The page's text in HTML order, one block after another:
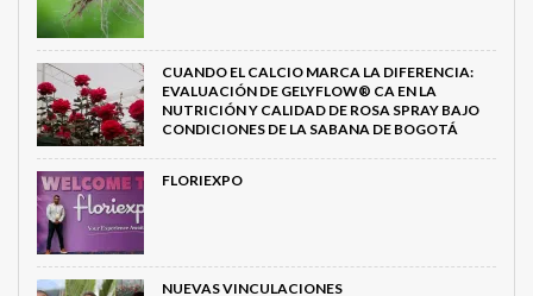
CUANDO EL CALCIO MARCA LA DIFERENCIA:
EVALUACIÓN DE GELYFLOW® CA EN LA
NUTRICIÓN Y CALIDAD DE ROSA SPRAY BAJO
CONDICIONES DE LA SABANA DE BOGOTÁ
FLORIEXPO
NUEVAS VINCULACIONES